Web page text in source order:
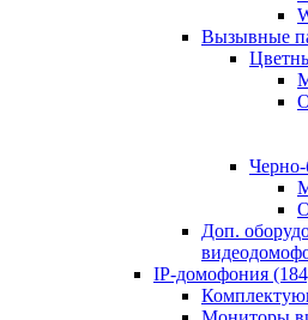
Вызывные
Доп.
IP-домофония